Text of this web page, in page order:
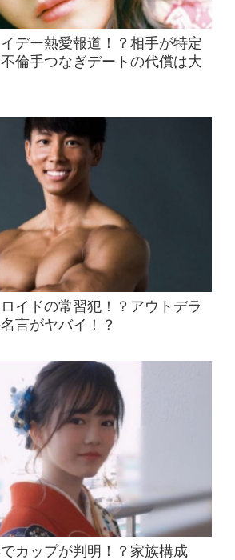
デー熱愛報道！？相手が特定
倫手つなぎデートの代償は大
イドの常習犯！？アウトデラ
言がヤバイ！？
カップが判明！？家族構成